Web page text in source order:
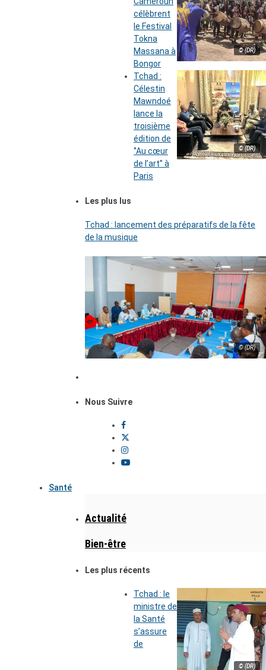
© (DR)
célèbrent
le Festival
Tokna
Massana à
Bongor
© (DR)
Tchad :
Célestin
Mawndoé
lance la
troisième
édition de
‘’Au cœur
de l’art’’ à
Paris
Les plus lus
Tchad : lancement des préparatifs de la fête
de la musique
© (DR)
Nous Suivre
Santé
Actualité
Bien-être
Les plus récents
© (DR)
Tchad : le
ministre de
la Santé
s’assure
de